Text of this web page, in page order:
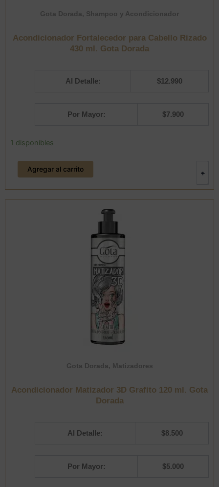
Gota Dorada, Shampoo y Acondicionador
Acondicionador Fortalecedor para Cabello Rizado
430 ml. Gota Dorada
Al Detalle: $12.990
Por Mayor: $7.900
1 disponibles
-
Acondicionador
para
Cabello
Rizado
430
ml.
+
Agregar al carrito
Gota Dorada, Matizadores
Acondicionador Matizador 3D Grafito 120 ml. Gota
Dorada
Al Detalle: $8.500
Por Mayor: $5.000